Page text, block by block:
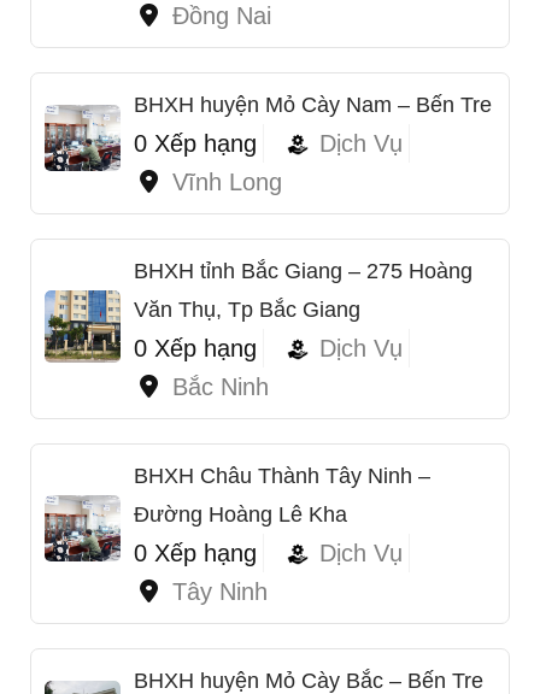
Đồng Nai
BHXH huyện Mỏ Cày Nam – Bến Tre
0 Xếp hạng
Dịch Vụ
Vĩnh Long
BHXH tỉnh Bắc Giang – 275 Hoàng
Văn Thụ, Tp Bắc Giang
0 Xếp hạng
Dịch Vụ
Bắc Ninh
BHXH Châu Thành Tây Ninh –
Đường Hoàng Lê Kha
0 Xếp hạng
Dịch Vụ
Tây Ninh
BHXH huyện Mỏ Cày Bắc – Bến Tre